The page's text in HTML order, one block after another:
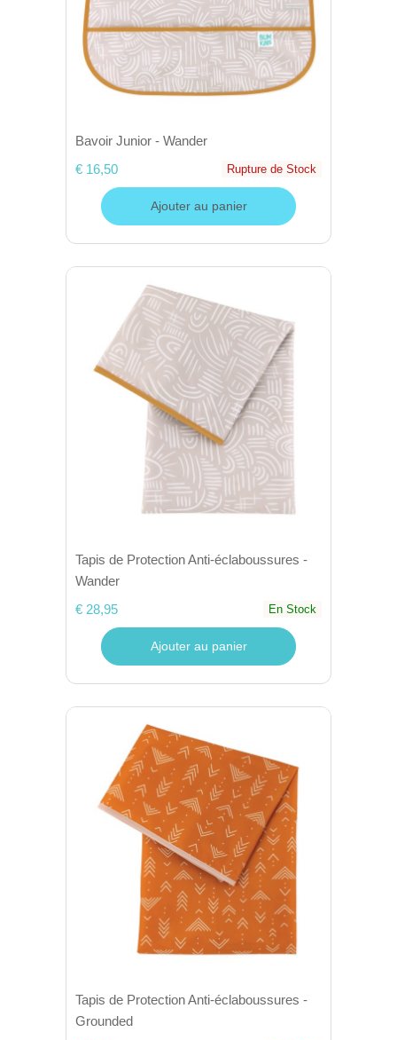
Bavoir Junior - Wander
€ 16,50
Rupture de Stock
Ajouter au panier
Tapis de Protection Anti-éclaboussures -
Wander
€ 28,95
En Stock
Ajouter au panier
Tapis de Protection Anti-éclaboussures -
Grounded